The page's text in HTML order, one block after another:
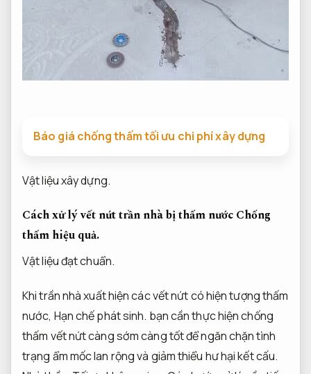
Báo giá chống thấm tối ưu chi phí xây dựng
Vật liệu xây dựng.
Cách xử lý vết nứt trần nhà bị thấm nước Chống
thấm hiệu quả.
Vật liệu đạt chuẩn.
Khi trần nhà xuất hiện các vết nứt có hiện tượng thấm
nước, Hạn chế phát sinh. bạn cần thực hiện chống
thấm vết nứt càng sớm càng tốt để ngăn chặn tình
trạng ẩm mốc lan rộng và giảm thiểu hư hại kết cấu.